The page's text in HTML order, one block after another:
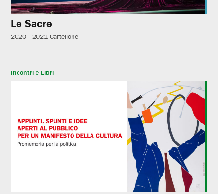
Le Sacre
2020 - 2021 Cartellone
Incontri e Libri